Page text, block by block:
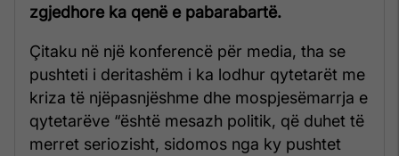
zgjedhore ka qenë e pabarabartë.
Çitaku në një konferencë për media, tha se
pushteti i deritashëm i ka lodhur qytetarët me
kriza të njëpasnjëshme dhe mospjesëmarrja e
qytetarëve “është mesazh politik, që duhet të
merret seriozisht, sidomos nga ky pushtet